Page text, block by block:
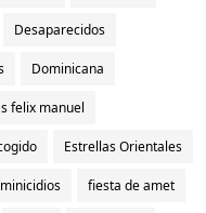
Desaparecidos
Dominicana
felix manuel
Estrellas Orientales
fiesta de amet